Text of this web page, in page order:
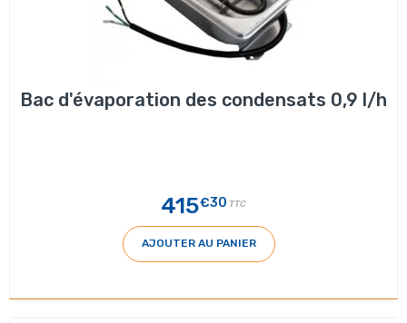
Bac d'évaporation des condensats 0,9 l/h
415€30 TTC
AJOUTER AU PANIER